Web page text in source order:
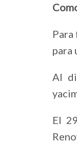
para
Al
El